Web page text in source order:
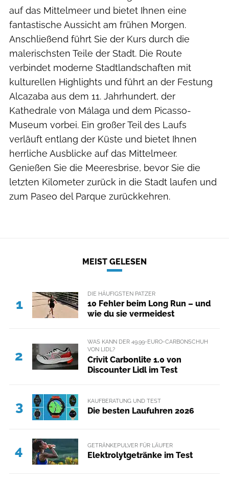
auf das Mittelmeer und bietet Ihnen eine
fantastische Aussicht am frühen Morgen.
Anschließend führt Sie der Kurs durch die
malerischsten Teile der Stadt. Die Route
verbindet moderne Stadtlandschaften mit
kulturellen Highlights und führt an der Festung
Alcazaba aus dem 11. Jahrhundert, der
Kathedrale von Málaga und dem Picasso-
Museum vorbei. Ein großer Teil des Laufs
verläuft entlang der Küste und bietet Ihnen
herrliche Ausblicke auf das Mittelmeer.
Genießen Sie die Meeresbrise, bevor Sie die
letzten Kilometer zurück in die Stadt laufen und
zum Paseo del Parque zurückkehren.
MEIST GELESEN
1
DIE HÄUFIGSTEN PATZER
10 Fehler beim Long Run – und
wie du sie vermeidest
2
WAS KANN DER 49,99-EURO-CARBONSCHUH
VON LIDL?
Crivit Carbonlite 1.0 von
Discounter Lidl im Test
3 KAUFBERATUNG UND TEST
Die besten Laufuhren 2026
4 GETRÄNKEPULVER FÜR LÄUFER
Elektrolytgetränke im Test